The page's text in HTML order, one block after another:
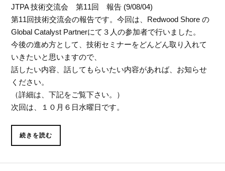
JTPA 技術交流会 第11回 報告 (9/08/04)
第11回技術交流会の報告です。今回は、Redwood Shore の
Global Catalyst Partnerにて３人の参加者で行いました。
今後の進め方として、技術セミナーをどんどん取り入れて
いきたいと思いますので、
話したい内容、話してもらいたい内容があれば、お知らせ
ください。
（詳細は、下記をご覧下さい。）
次回は、１０月６日水曜日です。
続きを読む